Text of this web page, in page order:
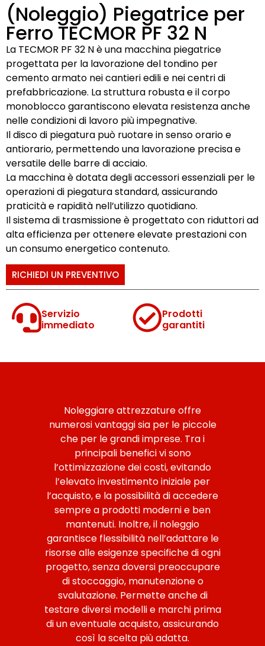
(Noleggio) Piegatrice per
Ferro TECMOR PF 32 N
La TECMOR PF 32 N è una macchina piegatrice
progettata per la lavorazione del tondino per
cemento armato nei cantieri edili e nei centri di
prefabbricazione. La struttura robusta e il corpo
monoblocco garantiscono elevata resistenza anche
nelle condizioni di lavoro più impegnative.
Il disco di piegatura può ruotare in senso orario e
antiorario, permettendo una lavorazione precisa e
versatile delle barre di acciaio.
La macchina è dotata degli accessori essenziali per le
operazioni di piegatura standard, assicurando
praticità e rapidità nell’utilizzo quotidiano.
Il sistema di trasmissione è progettato con riduttori ad
alta efficienza per ottenere elevate prestazioni con
un consumo energetico contenuto.
RICHIEDI UN PREVENTIVO
Servizio
immediato
Prodotti
garantiti
Noleggiare attrezzature offre
numerosi vantaggi sia per le piccole
che per le grandi imprese. Tra i
principali benefici vi sono
l’ottimizzazione dei costi, evitando
l’elevato investimento iniziale per
l’acquisto, e la possibilità di accedere
sempre a prodotti moderni e ben
mantenuti. Inoltre, il noleggio
garantisce flessibilità nell’adattare le
risorse alle esigenze specifiche di ogni
progetto, senza doversi preoccupare
di stoccaggio, manutenzione o
svalutazione. Permette anche di
testare diversi modelli e marchi prima
di un eventuale acquisto, assicurando
così la scelta più adatta.